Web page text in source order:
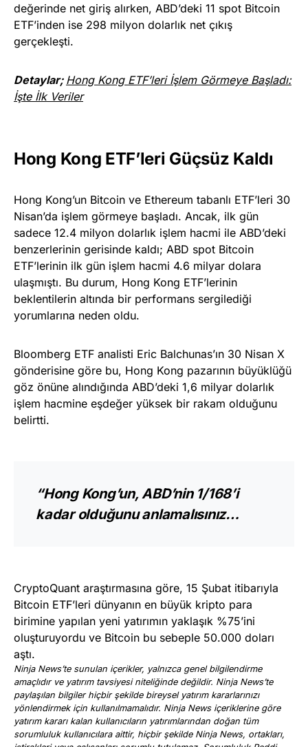
değerinde net giriş alırken, ABD’deki 11 spot Bitcoin
ETF’inden ise 298 milyon dolarlık net çıkış
gerçekleşti.
Detaylar; Hong Kong ETF’leri İşlem Görmeye Başladı:
İşte İlk Veriler
Hong Kong ETF’leri Güçsüz Kaldı
Hong Kong’un Bitcoin ve Ethereum tabanlı ETF’leri 30
Nisan’da işlem görmeye başladı. Ancak, ilk gün
sadece 12.4 milyon dolarlık işlem hacmi ile ABD’deki
benzerlerinin gerisinde kaldı; ABD spot Bitcoin
ETF’lerinin ilk gün işlem hacmi 4.6 milyar dolara
ulaşmıştı. Bu durum, Hong Kong ETF’lerinin
beklentilerin altında bir performans sergilediği
yorumlarına neden oldu.
Bloomberg ETF analisti Eric Balchunas’ın 30 Nisan X
gönderisine göre bu, Hong Kong pazarının büyüklüğü
göz önüne alındığında ABD’deki 1,6 milyar dolarlık
işlem hacmine eşdeğer yüksek bir rakam olduğunu
belirtti.
“Hong Kong’un, ABD’nin 1/168’i
kadar olduğunu anlamalısınız…
CryptoQuant araştırmasına göre, 15 Şubat itibarıyla
Bitcoin ETF’leri dünyanın en büyük kripto para
birimine yapılan yeni yatırımın yaklaşık %75’ini
oluşturuyordu ve Bitcoin bu sebeple 50.000 doları
aştı.
Ninja News’te sunulan içerikler, yalnızca genel bilgilendirme
amaçlıdır ve yatırım tavsiyesi niteliğinde değildir. Ninja News’te
paylaşılan bilgiler hiçbir şekilde bireysel yatırım kararlarınızı
yönlendirmek için kullanılmamalıdır. Ninja News içeriklerine göre
yatırım kararı kalan kullanıcıların yatırımlarından doğan tüm
sorumluluk kullanıcılara aittir, hiçbir şekilde Ninja News, ortakları,